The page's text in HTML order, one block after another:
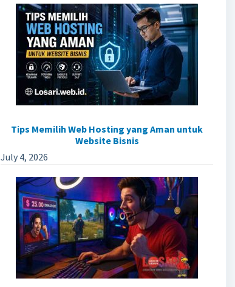
Tips Memilih Web Hosting yang Aman untuk
Website Bisnis
July 4, 2026